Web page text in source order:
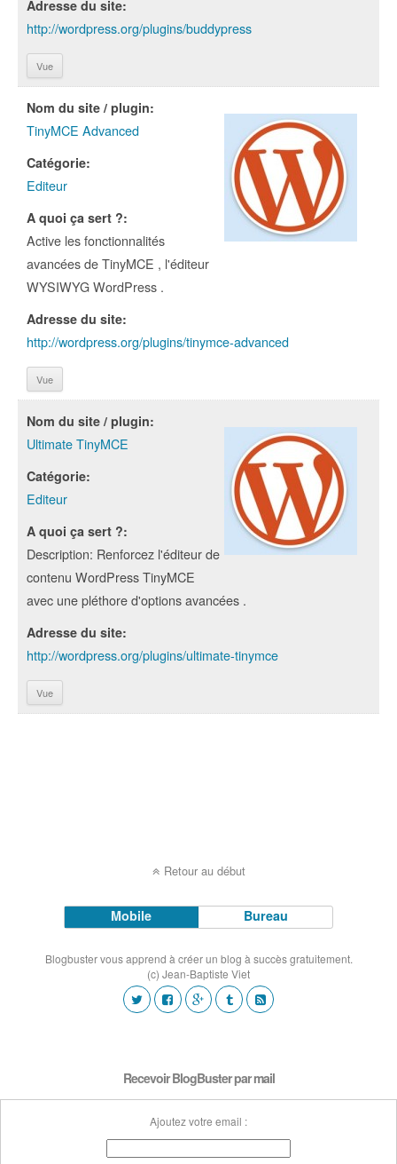
Adresse du site:
http://wordpress.org/plugins/buddypress
Vue
Nom du site / plugin:
TinyMCE Advanced
Catégorie:
Editeur
A quoi ça sert ?:
Active les fonctionnalités
avancées de TinyMCE , l'éditeur
WYSIWYG WordPress .
Adresse du site:
http://wordpress.org/plugins/tinymce-advanced
Vue
Nom du site / plugin:
Ultimate TinyMCE
Catégorie:
Editeur
A quoi ça sert ?:
Description: Renforcez l'éditeur de
contenu WordPress TinyMCE
avec une pléthore d'options avancées .
Adresse du site:
http://wordpress.org/plugins/ultimate-tinymce
Vue
Retour au début
Mobile Bureau
Blogbuster vous apprend à créer un blog à succès gratuitement.
(c) Jean-Baptiste Viet
Recevoir BlogBuster par mail
Ajoutez votre email :